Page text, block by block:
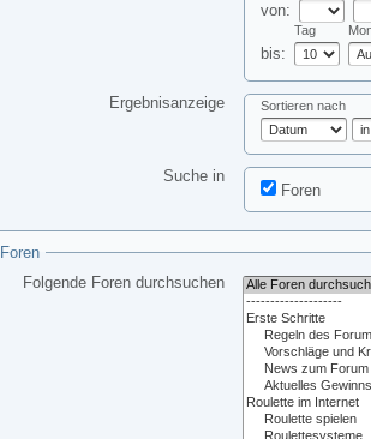
von:
bis:
Tag
Ergebnisanzeige Sortieren nach
Suche in
Foren
Foren
Folgende Foren durchsuchen